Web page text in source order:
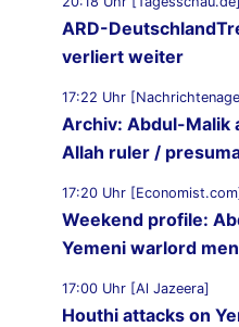
ARD-
verliert weiter
17:22 Uhr
Archiv: Abdul-Malik
Allah ruler /
17:20 Uhr
Weekend profile:
Yemeni warlord
17:00 Uhr [Al Jazeera]
Houthi attacks on